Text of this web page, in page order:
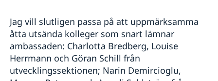
Jag vill slutligen passa på att uppmärksamma
åtta utsända kolleger som snart lämnar
ambassaden: Charlotta Bredberg, Louise
Herrmann och Göran Schill från
utvecklingssektionen; Narin Demircioglu,